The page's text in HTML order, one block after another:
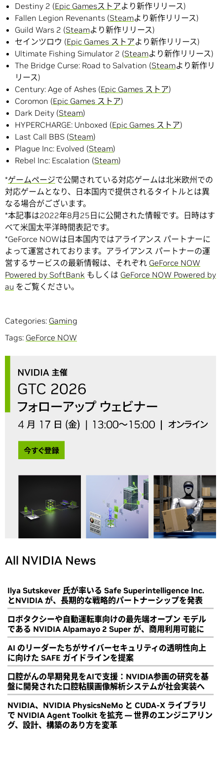
Destiny 2 (Epic Gamesストアより新作リリース)
Fallen Legion Revenants (Steamより新作リリース)
Guild Wars 2 (Steamより新作リリース)
セインツロウ (Epic Games ストアより新作リリース)
Ultimate Fishing Simulator 2 (Steamより新作リリース)
The Bridge Curse: Road to Salvation (Steamより新作リ
リース)
Century: Age of Ashes (Epic Games ストア)
Coromon (Epic Games ストア)
Dark Deity (Steam)
HYPERCHARGE: Unboxed (Epic Games ストア)
Last Call BBS (Steam)
Plague Inc: Evolved (Steam)
Rebel Inc: Escalation (Steam)
*ゲームページで公開されている対応ゲームは北米欧州での
対応ゲームとなり、日本国内で提供されるタイトルとは異
なる場合がございます。
*本記事は2022年8月25日に公開された情報です。日時はす
べて米国太平洋時間表記です。
*GeForce NOWは日本国内ではアライアンス パートナーに
よって運営されております。アライアンス パートナーの運
営するサービスの最新情報は、それぞれ GeForce NOW
Powered by SoftBank もしくは GeForce NOW Powered by
au をご覧ください。
Categories: Gaming
Tags: GeForce NOW
All NVIDIA News
Ilya Sutskever 氏が率いる Safe Superintelligence Inc.
とNVIDIA が、長期的な戦略的パートナーシップを発表
ロボタクシーや自動運転車向けの最先端オープン モデル
である NVIDIA Alpamayo 2 Super が、商用利用可能に
AI のリーダーたちがサイバーセキュリティの透明性向上
に向けた SAFE ガイドラインを提案
口腔がんの早期発見をAIで支援：NVIDIA参画の研究を基
盤に開発された口腔粘膜画像解析システムが社会実装へ
NVIDIA、NVIDIA PhysicsNeMo と CUDA-X ライブラリ
で NVIDIA Agent Toolkit を拡充 ― 世界のエンジニアリン
グ、設計、構築のあり方を変革